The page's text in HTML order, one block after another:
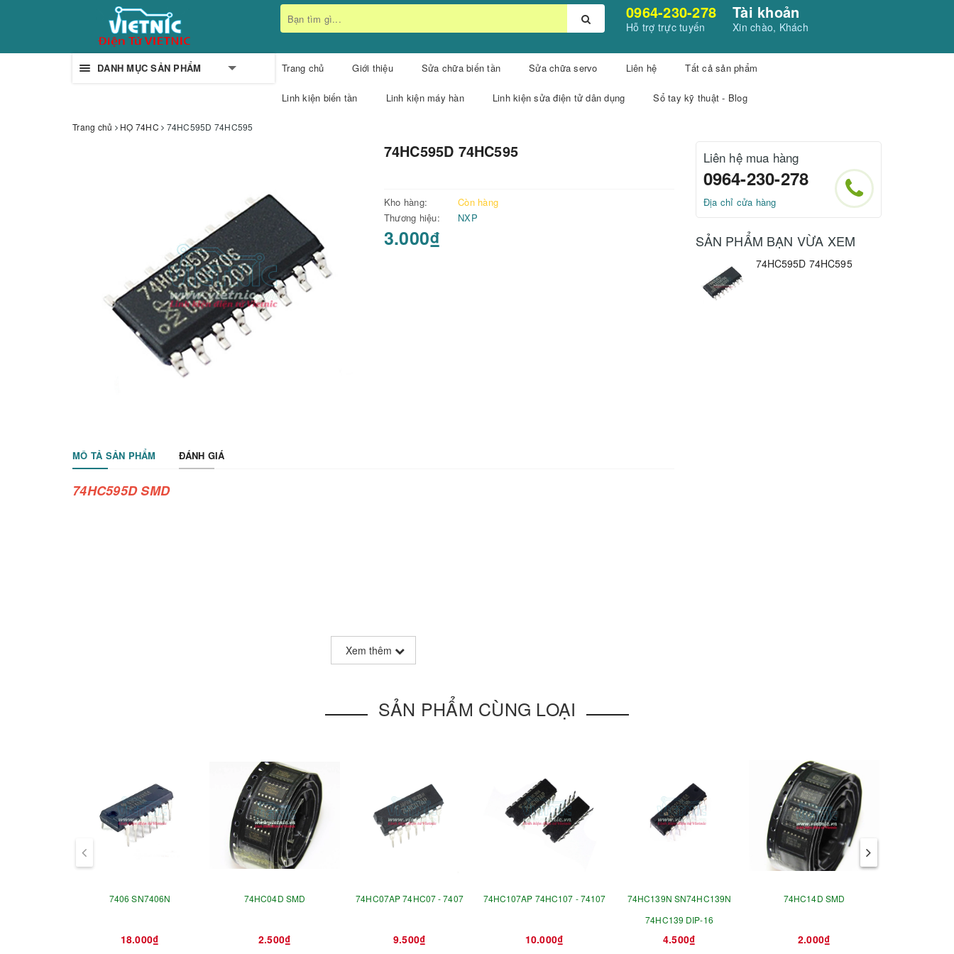
0964-230-278
Hỗ trợ trực tuyến
Tài khoản
Xin chào, Khách
DANH MỤC SẢN PHẨM Trang chủ Giới thiệu Sửa chữa biến tần Sửa chữa servo Liên hệ Tất cả sản phẩm
Linh kiện biến tần Linh kiện máy hàn Linh kiện sửa điện tử dân dụng Sổ tay kỹ thuật - Blog
Trang chủ HỌ 74HC 74HC595D 74HC595
74HC595D 74HC595
Kho hàng:
Còn hàng
Thương hiệu:
NXP
3.000₫
MÔ TẢ SẢN PHẨM ĐÁNH GIÁ
74HC595D SMD
Xem thêm
Liên hệ mua hàng
0964-230-278
Địa chỉ cửa hàng
SẢN PHẨM BẠN VỪA XEM
74HC595D 74HC595
SẢN PHẨM CÙNG LOẠI
7406 SN7406N
18.000₫
74HC04D SMD
2.500₫
74HC07AP 74HC07 - 7407
9.500₫
74HC107AP 74HC107 - 74107
10.000₫
74HC139N SN74HC139N
74HC139 DIP-16
4.500₫
74HC14D SMD
2.000₫
prev